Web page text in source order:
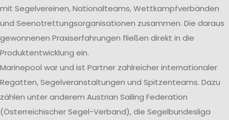
mit Segelvereinen, Nationalteams, Wettkampfverbänden
und Seenotrettungsorganisationen zusammen. Die daraus
gewonnenen Praxiserfahrungen fließen direkt in die
Produktentwicklung ein.
Marinepool war und ist Partner zahlreicher internationaler
Regatten, Segelveranstaltungen und Spitzenteams. Dazu
zählen unter anderem Austrian Sailing Federation
(Österreichischer Segel-Verband), die Segelbundesliga